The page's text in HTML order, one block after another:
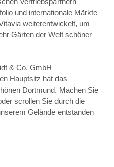
und internationale Märkte
weiterentwickelt, um
Gärten der Welt schöner
& Co. GmbH
Hauptsitz hat das
Dortmund. Machen Sie
scrollen Sie durch die
Gelände entstanden